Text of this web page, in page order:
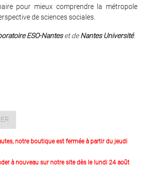
pour mieux comprendre la métropole
de sciences sociales.
ESO-Nanteset deNantes Université.
notre boutique est fermée à partir du jeudi
à nouveau sur notre site dès le lundi 24 août